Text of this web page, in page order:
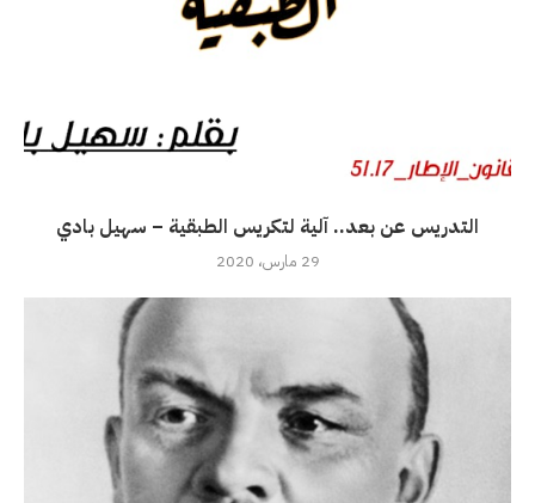
التدريس عن بعد.. آلية لتكريس الطبقية – سهيل بادي
29 مارس، 2020